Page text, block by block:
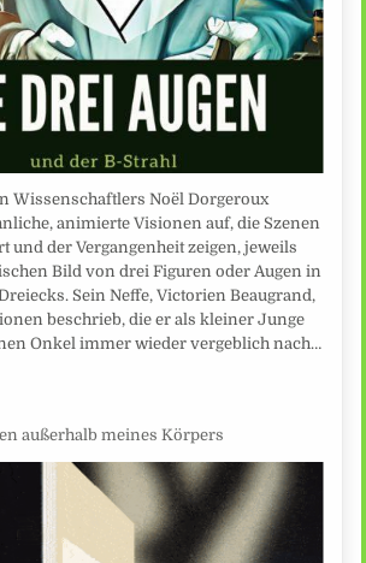
Wissenschaftlers Noël Dorgeroux
animierte Visionen auf, die Szenen
und der Vergangenheit zeigen, jeweils
Bild von drei Figuren oder Augen in
Sein Neffe, Victorien Beaugrand,
beschrieb, die er als kleiner Junge
Onkel immer wieder vergeblich nach…
außerhalb meines Körpers